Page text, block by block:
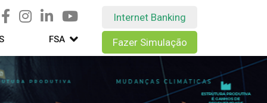
FSA
Internet Banking
Fazer Simulação